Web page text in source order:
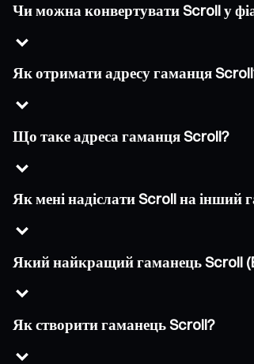
Чи можна конвертувати Scroll у
Як отримати адресу гаманця
Що таке адреса гаманця Scroll?
Як мені надіслати Scroll на інший
Який найкращий гаманець Scroll
Як створити гаманець Scroll?